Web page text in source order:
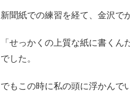
新聞紙での練習を経て、金沢で
「せっかくの上質な紙に書く
でした。
でもこの時に私の頭に浮かんで